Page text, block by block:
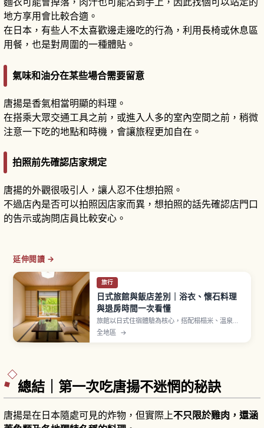
地方享用會比較合適。
在日本，有些人不太喜歡邊走邊吃的行為，利用長椅或休息區
用餐，也是對周圍的一種體貼。
氣味和油分在某些場合需要留意
唐揚是香氣相當明顯的料理。
在搭乘大眾交通工具之前，或進入人多的室內空間之前，稍微
注意一下吃的地點和時機，會讓旅程更加自在。
拍照前先確認店家規定
唐揚的外觀很吸引人，讓人忍不住想拍照。
不過店內是否可以拍照因店家而異，想拍照的話先確認店門口
的告示或詢問店員比較安心。
延伸閱讀 →
旅行
日式旅館與飯店差別｜浴衣、懷石料理
與退房時間一次看懂
旅館以日式住宿體驗為核心，搭配榻榻米、溫泉、
浴衣與懷石料理，多數提供一泊二食方案。飯店則
房型多元、自由度高，從商務到度假飯店任選。浴
全地區 →
總結｜第一次吃唐揚不迷惘的秘訣
唐揚是在日本隨處可見的炸物，但實際上不只限於雞肉，還涵